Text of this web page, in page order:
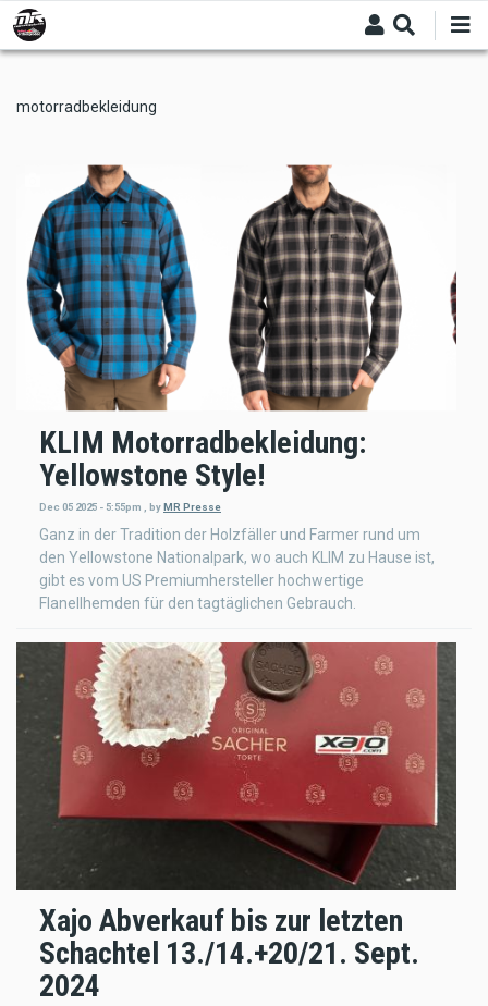
Skip
to
main
motorradbekleidung
KLIM Motorradbekleidung:
Yellowstone Style!
Dec 05 2025 - 5:55pm , by MR Presse
Ganz in der Tradition der Holzfäller und Farmer rund um
den Yellowstone Nationalpark, wo auch KLIM zu Hause ist,
gibt es vom US Premiumhersteller hochwertige
Flanellhemden für den tagtäglichen Gebrauch.
Xajo Abverkauf bis zur letzten
Schachtel 13./14.+20/21. Sept.
2024